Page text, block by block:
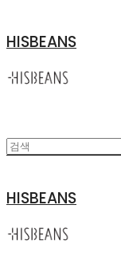
HISBEANS
HISBEANS